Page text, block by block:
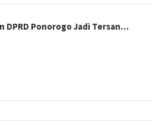
DPRD Ponorogo Jadi Tersan…